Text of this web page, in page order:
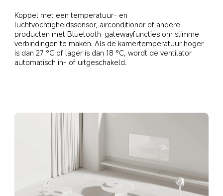
Koppel met een temperatuur- en
luchtvochtigheidssensor, airconditioner of andere
producten met Bluetooth-gatewayfuncties om slimme
verbindingen te maken. Als de kamertemperatuur hoger
is dan 27 °C of lager is dan 18 °C, wordt de ventilator
automatisch in- of uitgeschakeld.